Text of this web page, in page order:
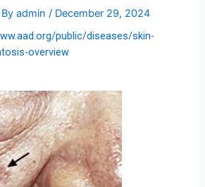
Byadmin/ December 29, 2024
public/diseases/skin-
overview